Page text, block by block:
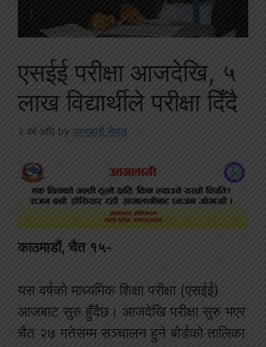
एसईई परीक्षा आजदेखि, ५
लाख विद्यार्थीले परीक्षा दिँदै
२ वर्ष अघि by जानकारी नेपाल
काठमाडौं, चैत १५-
यस वर्षको माध्यमिक शिक्षा परीक्षा (एसईई)
आजबाट सुरु हुँदैछ। आजदेखि परीक्षा सुरु भएर
चैत २७ गतेसम्म सञ्चालन हुने बोर्डको तालिका